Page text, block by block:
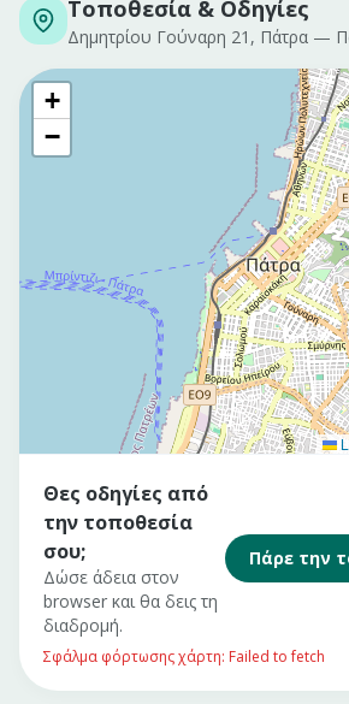
Τοποθεσία & Οδηγίες
Δημητρίου Γούναρη 21, Πάτρα —
+
−
Θες οδηγίες από
την τοποθεσία
σου;
Δώσε άδεια στον
browser και θα δεις τη
διαδρομή.
Πάρε την
Σφάλμα φόρτωσης χάρτη: Failed to fetch